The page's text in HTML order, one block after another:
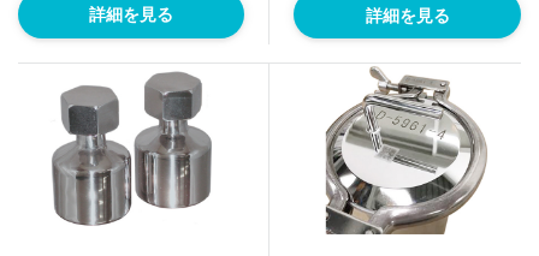
詳細を見る 詳細を見る